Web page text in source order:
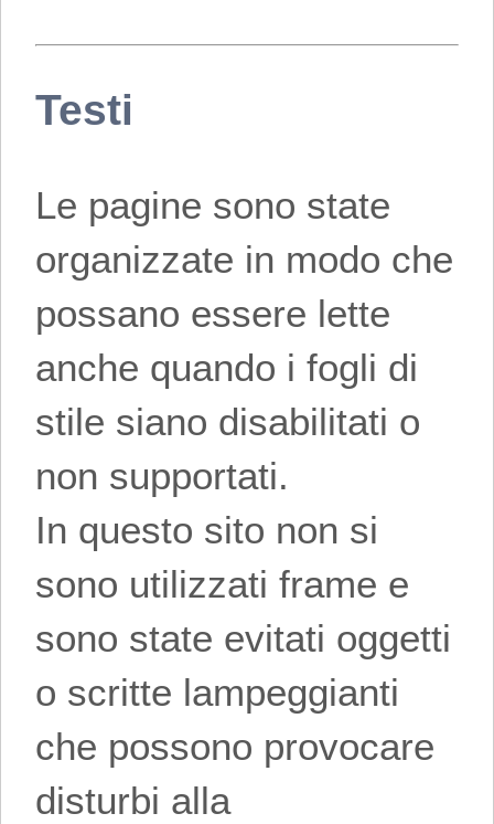
Testi
Le pagine sono state
organizzate in modo che
possano essere lette
anche quando i fogli di
stile siano disabilitati o
non supportati.
In questo sito non si
sono utilizzati frame e
sono state evitati oggetti
o scritte lampeggianti
che possono provocare
disturbi alla